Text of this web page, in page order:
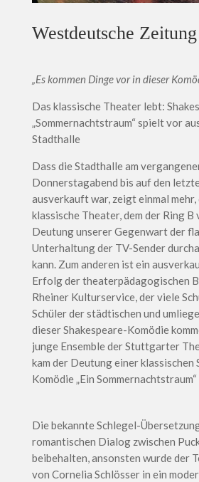
Westdeutsche
„Es kommen Dinge vor in dieser
Das klassische Theater lebt:
„Sommernachtstraum“ spielt vor
Stadthalle
Dass die Stadthalle am
Donnerstagabend bis auf den
ausverkauft war, zeigt einmal mehr,
klassische Theater, dem der Ring
Deutung unserer Gegenwart der
Unterhaltung der TV-Sender
kann. Zum anderen ist ein
Erfolg der theaterpädagogischen
Rheiner Kulturservice, der viele
Schüler der städtischen und
dieser Shakespeare-Komödie
junge Ensemble der Stuttgarter
kam der Deutung einer klassischen
Komödie „Ein
Die bekannte Schlegel-
romantischen Dialog zwischen
beibehalten, ansonsten wurde der
von Cornelia Schlösser in ein